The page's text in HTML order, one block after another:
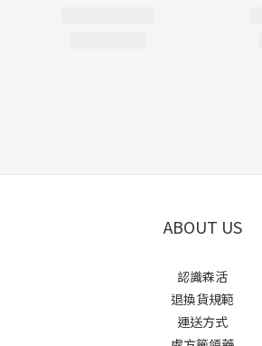
ABOUT US
認識森活
退換貨規範
運送方式